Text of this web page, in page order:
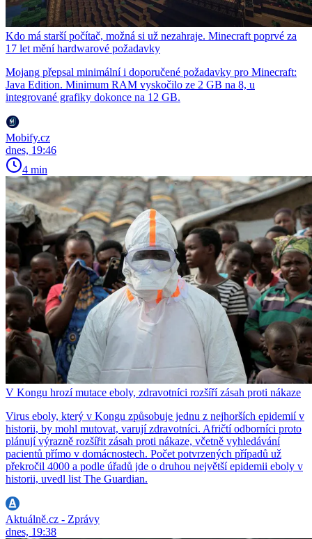
Kdo má starší počítač, možná si už nezahraje. Minecraft poprvé za
17 let mění hardwarové požadavky
Mojang přepsal minimální i doporučené požadavky pro Minecraft:
Java Edition. Minimum RAM vyskočilo ze 2 GB na 8, u
integrované grafiky dokonce na 12 GB.
Mobify.cz
dnes, 19:46
4 min
V Kongu hrozí mutace eboly, zdravotníci rozšíří zásah proti nákaze
Virus eboly, který v Kongu způsobuje jednu z nejhorších epidemií v
historii, by mohl mutovat, varují zdravotníci. Afričtí odborníci proto
plánují výrazně rozšířit zásah proti nákaze, včetně vyhledávání
pacientů přímo v domácnostech. Počet potvrzených případů už
překročil 4000 a podle úřadů jde o druhou největší epidemii eboly v
historii, uvedl list The Guardian.
Aktuálně.cz - Zprávy
dnes, 19:38